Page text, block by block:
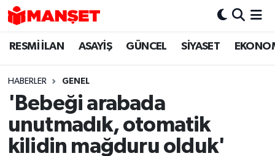
RESMİ İLAN ASAYİŞ GÜNCEL SİYASET
HABERLER GENEL
'Bebeği arabada
unutmadık, otomatik
kilidin mağduru olduk'
Hava Durumu
Trafik Durumu
Süper Lig Puan Durumu ve Fikstür
Tüm Manşetler